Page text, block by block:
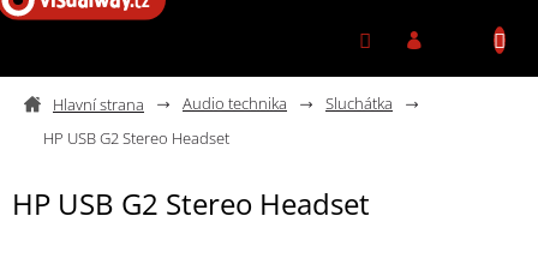
Přejít na obsah
Audio technika
Sluchátka
HP USB G2 Stereo Headset
HP USB G2 Stereo Headset